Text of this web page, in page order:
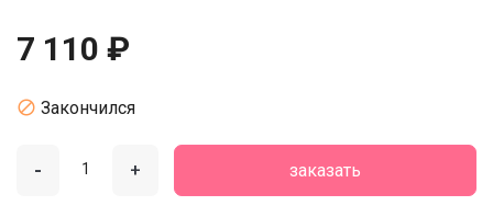
7 110 ₽
 Закончился
- + заказать